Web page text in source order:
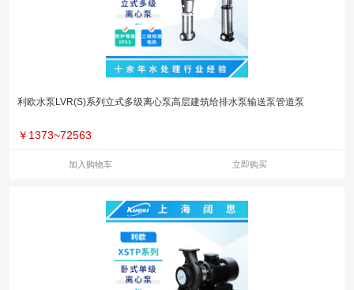
利欧水泵LVR(S)系列立式多级离心泵高层建筑给排水泵输送泵管道泵
￥ 1373~72563
加入购物车 立即购买